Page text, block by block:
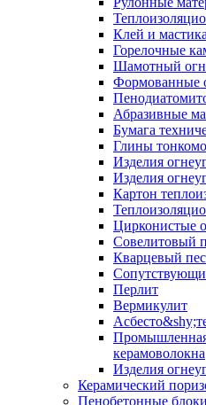
Клей и
Горелочные
Шамотный
Формованные
Абразивные
Бумага
Глины
Изделия
Изделия
Картон
Цирконистые
Совелитовый
Кварцевый
Перлит
Вермикулит
Промышленная
керамоволокна
Изделия
Керамический
Пенобетонные блоки